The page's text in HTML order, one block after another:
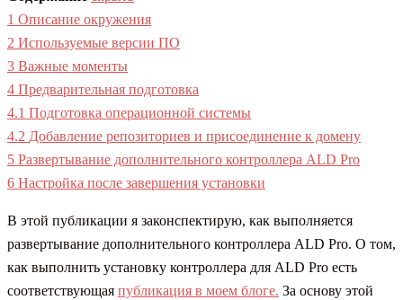
1 Описание окружения
2 Используемые версии ПО
3 Важные моменты
4 Предварительная подготовка
4.1 Подготовка операционной системы
4.2 Добавление репозиториев и присоединение к домену
5 Развертывание дополнительного контроллера ALD Pro
6 Настройка после завершения установки
В этой публикации я законспектирую, как выполняется
развертывание дополнительного контроллера ALD Pro. О том,
как выполнить установку контроллера для ALD Pro есть
соответствующая публикация в моем блоге. За основу этой